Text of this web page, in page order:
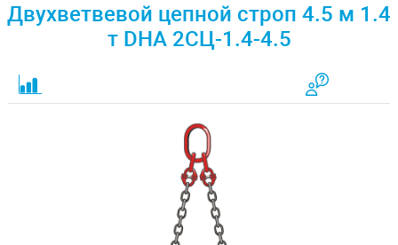
Двухветвевой цепной строп 4.5 м 1.4
т DHA 2СЦ-1.4-4.5